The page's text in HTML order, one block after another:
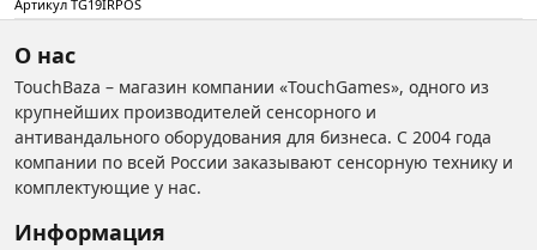
Артикул TG19IRPOS
О нас
TouchBaza – магазин компании «TouchGames», одного из
крупнейших производителей сенсорного и
антивандального оборудования для бизнеса. С 2004 года
компании по всей России заказывают сенсорную технику и
комплектующие у нас.
Информация